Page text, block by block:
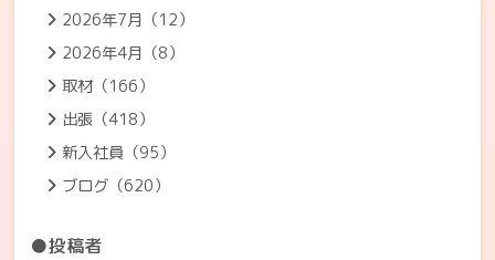
2026年7月（12）
2026年4月（8）
取材（166）
出張（418）
新入社員（95）
ブログ（620）
●投稿者